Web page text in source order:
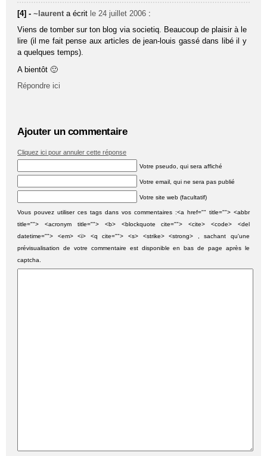
[4] -~laurent a écrit le 24 juillet 2006 :
Viens de tomber sur ton blog via societiq. Beaucoup de plaisir à le
lire (il me fait pense aux articles de jean-louis gassé dans libé il y
a quelques temps).
A bientôt 🙂
Répondre ici
Ajouter un commentaire
Cliquez ici pour annuler cette réponse
Votre pseudo, qui sera affiché
Votre email, qui ne sera pas publié
Votre site web (facultatif)
Vous pouvez utiliser ces tags dans vos commentaires :<a href="" title=""> <abbr
title=""> <acronym title=""> <b> <blockquote cite=""> <cite> <code> <del
datetime=""> <em> <i> <q cite=""> <s> <strike> <strong> , sachant qu'une
prévisualisation de votre commentaire est disponible en bas de page après le
captcha.